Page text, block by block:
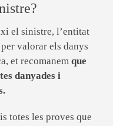
el sinistre, l’entitat
valorar els danys
et recomanem que
danyades i
totes les proves que